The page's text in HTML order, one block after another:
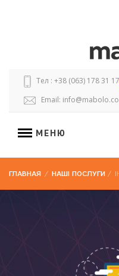
Тел : +38 (063) 178 31 17
Email:
МЕНЮ
ГЛАВНАЯ / НАШІ ПОСЛУГИ /